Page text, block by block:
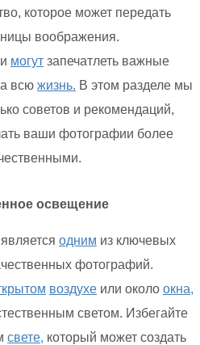
которое может передать
воображения.
могут запечатлеть важные
всю жизнь. В этом разделе мы
советов и рекомендаций,
ваши фотографии более
освещение
одним из ключевых
фотографий.
воздухе или около окна,
светом. Избегайте
свете, который может создать